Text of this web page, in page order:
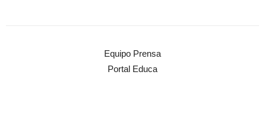
Equipo Prensa
Portal Educa